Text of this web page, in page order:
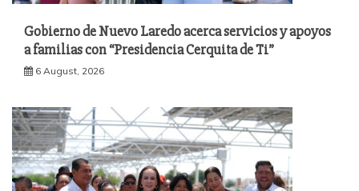
Gobierno de Nuevo Laredo acerca servicios y apoyos
a familias con “Presidencia Cerquita de Ti”
6 August, 2026